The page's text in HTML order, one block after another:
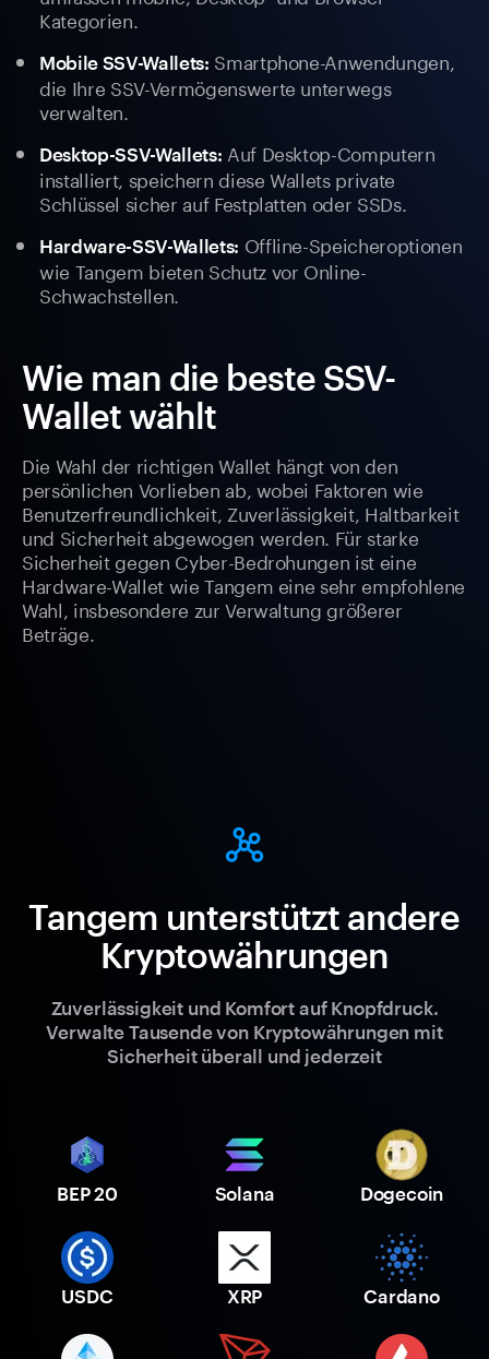
Kategorien.
Mobile SSV-Wallets: Smartphone-Anwendungen,
die Ihre SSV-Vermögenswerte unterwegs
verwalten.
Desktop-SSV-Wallets: Auf Desktop-Computern
installiert, speichern diese Wallets private
Schlüssel sicher auf Festplatten oder SSDs.
Hardware-SSV-Wallets: Offline-Speicheroptionen
wie Tangem bieten Schutz vor Online-
Schwachstellen.
Wie man die beste SSV-
Wallet wählt
Die Wahl der richtigen Wallet hängt von den
persönlichen Vorlieben ab, wobei Faktoren wie
Benutzerfreundlichkeit, Zuverlässigkeit, Haltbarkeit
und Sicherheit abgewogen werden. Für starke
Sicherheit gegen Cyber-Bedrohungen ist eine
Hardware-Wallet wie Tangem eine sehr empfohlene
Wahl, insbesondere zur Verwaltung größerer
Beträge.
Tangem unterstützt andere
Kryptowährungen
Zuverlässigkeit und Komfort auf Knopfdruck.
Verwalte Tausende von Kryptowährungen mit
Sicherheit überall und jederzeit
BEP 20 Solana Dogecoin
USDC XRP Cardano